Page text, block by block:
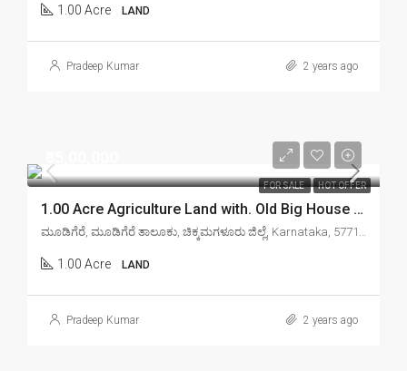
1.00 Acre LAND
Pradeep Kumar 2 years ago
FOR SALE HOT OFFER
1.00 Acre Agriculture Land with. Old Big House
ಮೂಡಿಗೆರೆ, ಮೂಡಿಗೆರೆ ತಾಲೂಕು, ಚಿಕ್ಕಮಗಳೂರು ಜಿಲ್ಲೆ, Karnataka, 577132, India
1.00 Acre LAND
Pradeep Kumar 2 years ago